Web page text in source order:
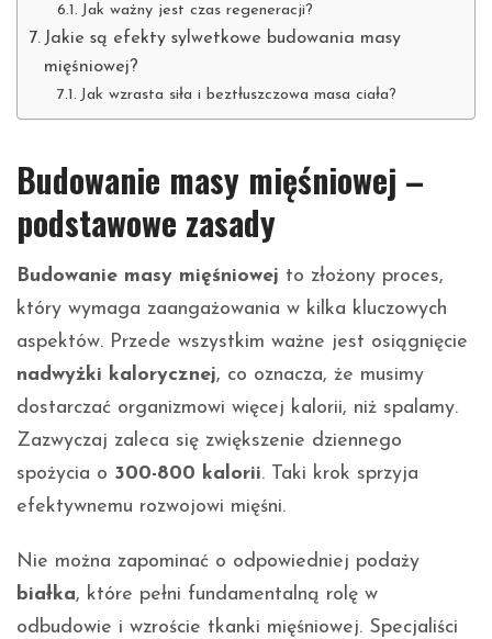
Jak ważny jest czas regeneracji?
Jakie są efekty sylwetkowe budowania masy
mięśniowej?
Jak wzrasta siła i beztłuszczowa masa ciała?
Budowanie masy mięśniowej –
podstawowe zasady
Budowanie masy mięśniowej to złożony proces,
który wymaga zaangażowania w kilka kluczowych
aspektów. Przede wszystkim ważne jest osiągnięcie
nadwyżki kalorycznej, co oznacza, że musimy
dostarczać organizmowi więcej kalorii, niż spalamy.
Zazwyczaj zaleca się zwiększenie dziennego
spożycia o 300-800 kalorii. Taki krok sprzyja
efektywnemu rozwojowi mięśni.
Nie można zapominać o odpowiedniej podaży
białka, które pełni fundamentalną rolę w
odbudowie i wzroście tkanki mięśniowej. Specjaliści